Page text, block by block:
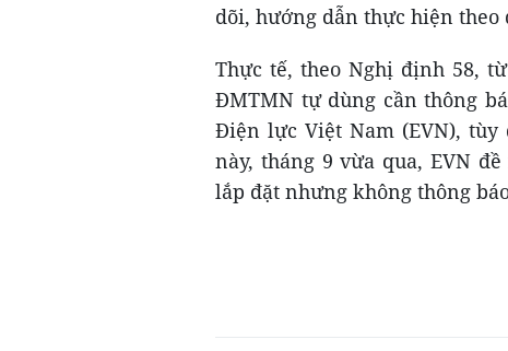
dõi, hướng dẫn thực hiện
Thực tế, theo Nghị định 58,
ĐMTMN tự dùng cần thông
Điện lực Việt Nam (EVN),
này, tháng 9 vừa qua, EVN
lắp đặt nhưng không thông